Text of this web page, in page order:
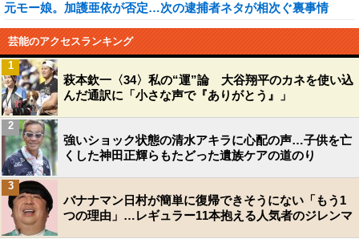
元モー娘。加護亜依が否定…次の逮捕者ネタが相次ぐ裏事情
芸能のアクセスランキング
萩本欽一〈34〉私の“運”論 大谷翔平のカネを使い込
んだ通訳に「小さな声で『ありがとう』」
1
強いショック状態の清水アキラに心配の声…子供を亡
くした神田正輝らもたどった遺族ケアの道のり
2
バナナマン日村が簡単に復帰できそうにない「もう1
つの理由」…レギュラー11本抱える人気者のジレンマ
3